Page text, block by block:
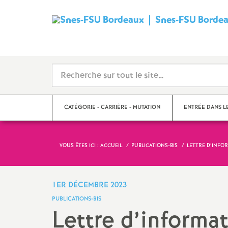
Snes-FSU
CATÉGORIE - CARRIÈRE - MUTATION
Mutations
ENTRÉE DANS
VOUS ÊTES ICI : ACCUEIL PUBLICATIONS-BIS LETTRE
1ER DÉCEMBRE 2023
PUBLICATIONS-BIS
Lettre